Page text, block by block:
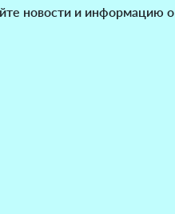
новости и информацию о